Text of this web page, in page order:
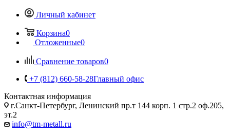
Личный кабинет
Корзина0
Отложенные0
Сравнение товаров0
+7 (812) 660-58-28Главный офис
Контактная информация
г.Санкт-Петербург, Ленинский пр.т 144 корп. 1 стр.2 оф.205,
эт.2
info@tm-metall.ru